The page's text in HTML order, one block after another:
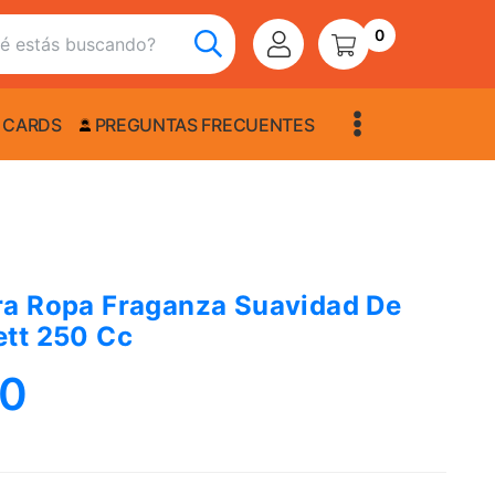
0
PREGUNTAS FRECUENTES
Ropa Fraganza Suavidad De
250 Cc